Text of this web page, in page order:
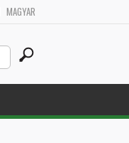
MAGYAR
Search
this
site